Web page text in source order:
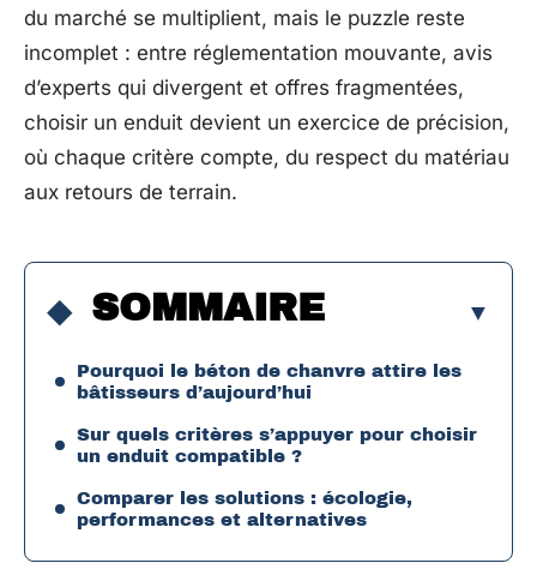
du marché se multiplient, mais le puzzle reste
incomplet : entre réglementation mouvante, avis
d’experts qui divergent et offres fragmentées,
choisir un enduit devient un exercice de précision,
où chaque critère compte, du respect du matériau
aux retours de terrain.
SOMMAIRE
Pourquoi le béton de chanvre attire les
bâtisseurs d’aujourd’hui
Sur quels critères s’appuyer pour choisir
un enduit compatible ?
Comparer les solutions : écologie,
performances et alternatives